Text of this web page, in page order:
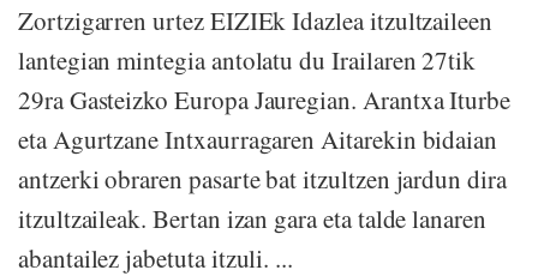
Zortzigarren urtez EIZIEk Idazlea itzultzaileen
lantegian mintegia antolatu du Irailaren 27tik
29ra Gasteizko Europa Jauregian. Arantxa Iturbe
eta Agurtzane Intxaurragaren Aitarekin bidaian
antzerki obraren pasarte bat itzultzen jardun dira
itzultzaileak. Bertan izan gara eta talde lanaren
abantailez jabetuta itzuli. ...